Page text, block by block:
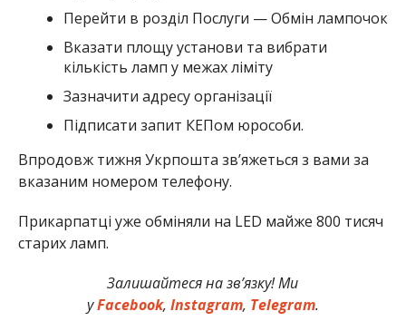
Перейти в розділ Послуги — Обмін лампочок
Вказати площу установи та вибрати
кількість ламп у межах ліміту
Зазначити адресу організації
Підписати запит КЕПом юрособи.
Впродовж тижня Укрпошта зв’яжеться з вами за
вказаним номером телефону.
Прикарпатці уже обміняли на LED майже 800 тисяч
старих ламп.
Залишайтеся на зв’язку! Ми
уFacebook, Instagram, Telegram.